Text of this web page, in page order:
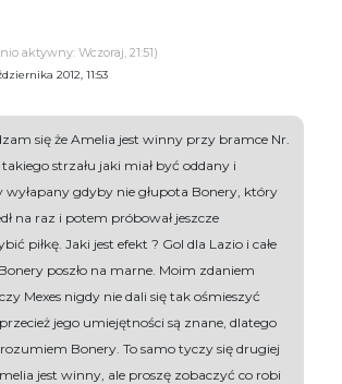
aktywny: Wczoraj, 21:51)
2012, 11:53
się że Amelia jest winny przy bramce Nr.
takiego strzału jaki miał być oddany i
wyłapany gdyby nie głupota Bonery, który
na raz i potem próbował jeszcze
piłkę. Jaki jest efekt ? Gol dla Lazio i całe
poszło na marne. Moim zdaniem
Mexes nigdy nie dali się tak ośmieszyć
jego umiejętności są znane, dlatego
Bonery. To samo tyczy się drugiej
jest winny, ale proszę zobaczyć co robi